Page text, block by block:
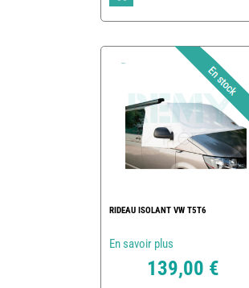
RIDEAU ISOLANT VW T5T6
En savoir plus
139,00 €